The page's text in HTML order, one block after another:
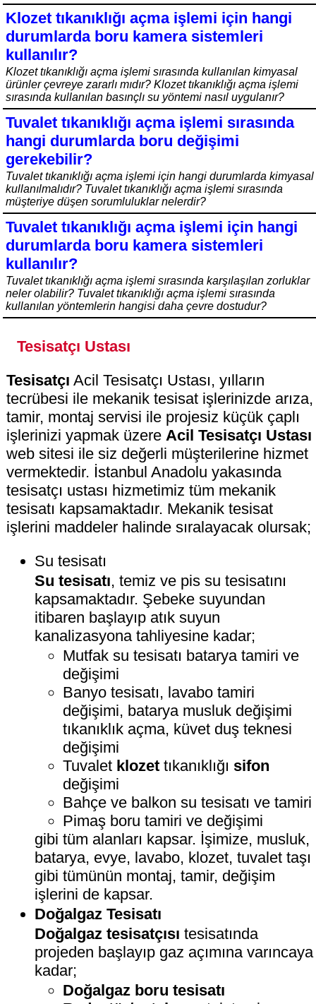
Klozet tıkanıklığı açma işlemi için hangi
durumlarda boru kamera sistemleri
kullanılır?
Klozet tıkanıklığı açma işlemi sırasında kullanılan kimyasal
ürünler çevreye zararlı mıdır? Klozet tıkanıklığı açma işlemi
sırasında kullanılan basınçlı su yöntemi nasıl uygulanır?
Tuvalet tıkanıklığı açma işlemi sırasında
hangi durumlarda boru değişimi
gerekebilir?
Tuvalet tıkanıklığı açma işlemi için hangi durumlarda kimyasal
kullanılmalıdır? Tuvalet tıkanıklığı açma işlemi sırasında
müşteriye düşen sorumluluklar nelerdir?
Tuvalet tıkanıklığı açma işlemi için hangi
durumlarda boru kamera sistemleri
kullanılır?
Tuvalet tıkanıklığı açma işlemi sırasında karşılaşılan zorluklar
neler olabilir? Tuvalet tıkanıklığı açma işlemi sırasında
kullanılan yöntemlerin hangisi daha çevre dostudur?
Tesisatçı Ustası
Tesisatçı Acil Tesisatçı Ustası, yılların
tecrübesi ile mekanik tesisat işlerinizde arıza,
tamir, montaj servisi ile projesiz küçük çaplı
işlerinizi yapmak üzere Acil Tesisatçı Ustası
web sitesi ile siz değerli müşterilerine hizmet
vermektedir. İstanbul Anadolu yakasında
tesisatçı ustası hizmetimiz tüm mekanik
tesisatı kapsamaktadır. Mekanik tesisat
işlerini maddeler halinde sıralayacak olursak;
Su tesisatı
Su tesisatı, temiz ve pis su tesisatını
kapsamaktadır. Şebeke suyundan
itibaren başlayıp atık suyun
kanalizasyona tahliyesine kadar;
Mutfak su tesisatı batarya tamiri ve
değişimi
Banyo tesisatı, lavabo tamiri
değişimi, batarya musluk değişimi
tıkanıklık açma, küvet duş teknesi
değişimi
Tuvalet klozet tıkanıklığı sifon
değişimi
Bahçe ve balkon su tesisatı ve tamiri
Pimaş boru tamiri ve değişimi
gibi tüm alanları kapsar. İşimize, musluk,
batarya, evye, lavabo, klozet, tuvalet taşı
gibi tümünün montaj, tamir, değişim
işlerini de kapsar.
Doğalgaz Tesisatı
Doğalgaz tesisatçısı tesisatında
projeden başlayıp gaz açımına varıncaya
kadar;
Doğalgaz boru tesisatı